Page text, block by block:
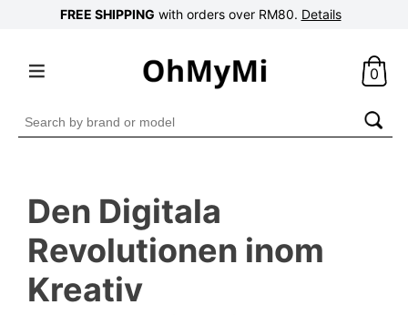
FREE SHIPPING with orders over RM80. Details
0
Search
for:
Den Digitala
Revolutionen inom
Kreativ